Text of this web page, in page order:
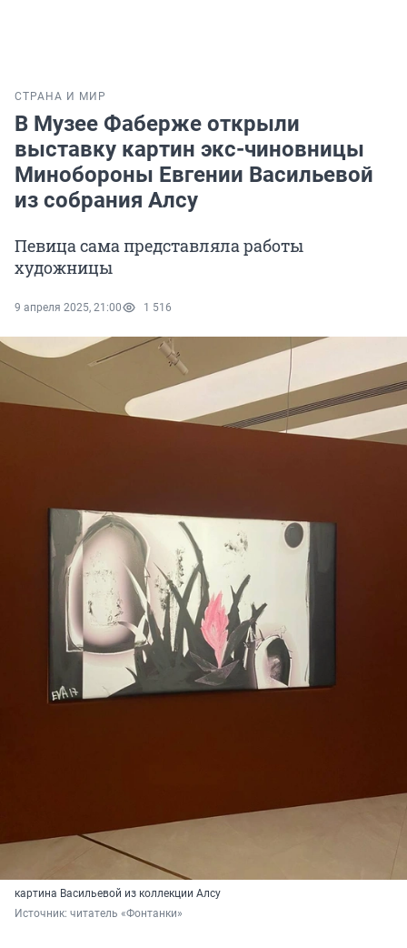
СТРАНА И МИР
В Музее Фаберже открыли
выставку картин экс-чиновницы
Минобороны Евгении Васильевой
из собрания Алсу
Певица сама представляла работы
художницы
9 апреля 2025, 21:00 1 516
картина Васильевой из коллекции Алсу
Источник: читатель «Фонтанки»